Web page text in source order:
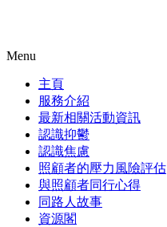
Menu
主頁
服務介紹
最新相關活動資訊
認識抑鬱
認識焦慮
照顧者的壓力風險評估
與照顧者同行心得
同路人故事
資源閣